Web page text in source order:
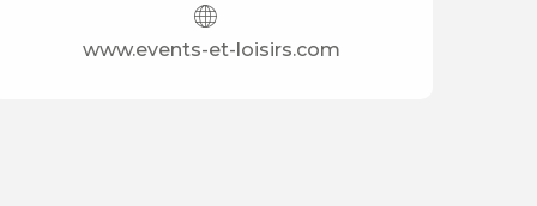
www.events-et-loisirs.com